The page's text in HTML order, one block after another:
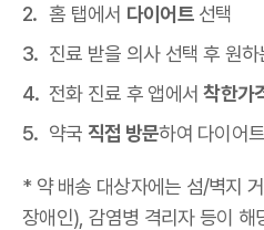
홈 탭에서 다이어트선택
진료 받을 의사 선택 후 원
전화 진료 후 앱에서착한가
약국 직접 방문하여 다이어
* 약 배송 대상자에는 섬/벽지
장애인), 감염병 격리자 등이 해